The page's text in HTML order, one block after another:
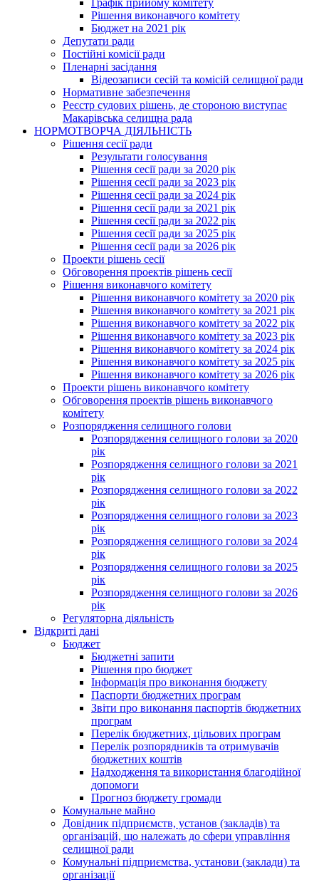
Графік прийому комітету
Рішення виконавчого комітету
Бюджет на 2021 рік
Депутати ради
Постійні комісії ради
Пленарні засідання
Відеозаписи сесій та комісій селищної ради
Нормативне забезпечення
Реєстр судових рішень, де стороною виступає
Макарівська селищна рада
НОРМОТВОРЧА ДІЯЛЬНІСТЬ
Рішення сесії ради
Результати голосування
Рішення сесії ради за 2020 рік
Рішення сесії ради за 2023 рік
Рішення сесії ради за 2024 рік
Рішення сесії ради за 2021 рік
Рішення сесії ради за 2022 рік
Рішення сесії ради за 2025 рік
Рішення сесії ради за 2026 рік
Проекти рішень сесії
Обговорення проектів рішень сесії
Рішення виконавчого комітету
Рішення виконавчого комітету за 2020 рік
Рішення виконавчого комітету за 2021 рік
Рішення виконавчого комітету за 2022 рік
Рішення виконавчого комітету за 2023 рік
Рішення виконавчого комітету за 2024 рік
Рішення виконавчого комітету за 2025 рік
Рішення виконавчого комітету за 2026 рік
Проекти рішень виконавчого комітету
Обговорення проектів рішень виконавчого
комітету
Розпорядження селищного голови
Розпорядження селищного голови за 2020
рік
Розпорядження селищного голови за 2021
рік
Розпорядження селищного голови за 2022
рік
Розпорядження селищного голови за 2023
рік
Розпорядження селищного голови за 2024
рік
Розпорядження селищного голови за 2025
рік
Розпорядження селищного голови за 2026
рік
Регуляторна діяльність
Відкриті дані
Бюджет
Бюджетні запити
Рішення про бюджет
Інформація про виконання бюджету
Паспорти бюджетних програм
Звіти про виконання паспортів бюджетних
програм
Перелік бюджетних, цільових програм
Перелік розпорядників та отримувачів
бюджетних коштів
Надходження та використання благодійної
допомоги
Прогноз бюджету громади
Комунальне майно
Довідник підприємств, установ (закладів) та
організацій, що належать до сфери управління
селищної ради
Комунальні підприємства, установи (заклади) та
організації